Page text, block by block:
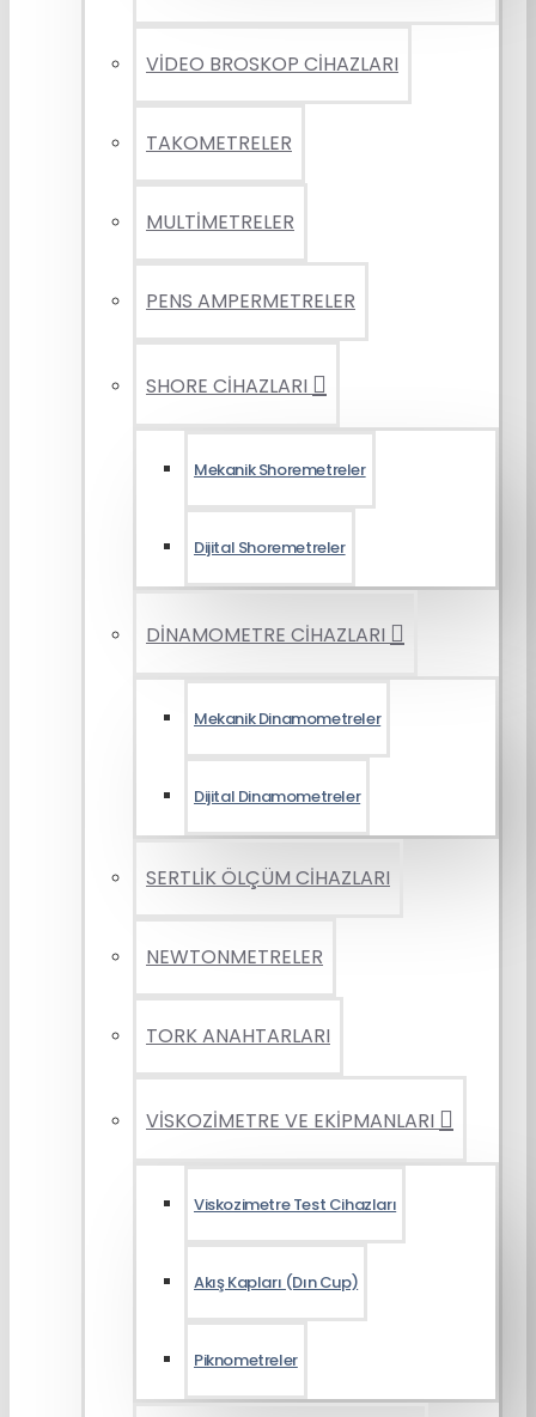
VİDEO BROSKOP CİHAZLARI
TAKOMETRELER
MULTİMETRELER
PENS AMPERMETRELER
SHORE CİHAZLARI
Mekanik Shoremetreler
Dijital Shoremetreler
DİNAMOMETRE CİHAZLARI
Mekanik Dinamometreler
Dijital Dinamometreler
SERTLİK ÖLÇÜM CİHAZLARI
NEWTONMETRELER
TORK ANAHTARLARI
VİSKOZİMETRE VE EKİPMANLARI
Viskozimetre Test Cihazları
Akış Kapları (Dın Cup)
Piknometreler